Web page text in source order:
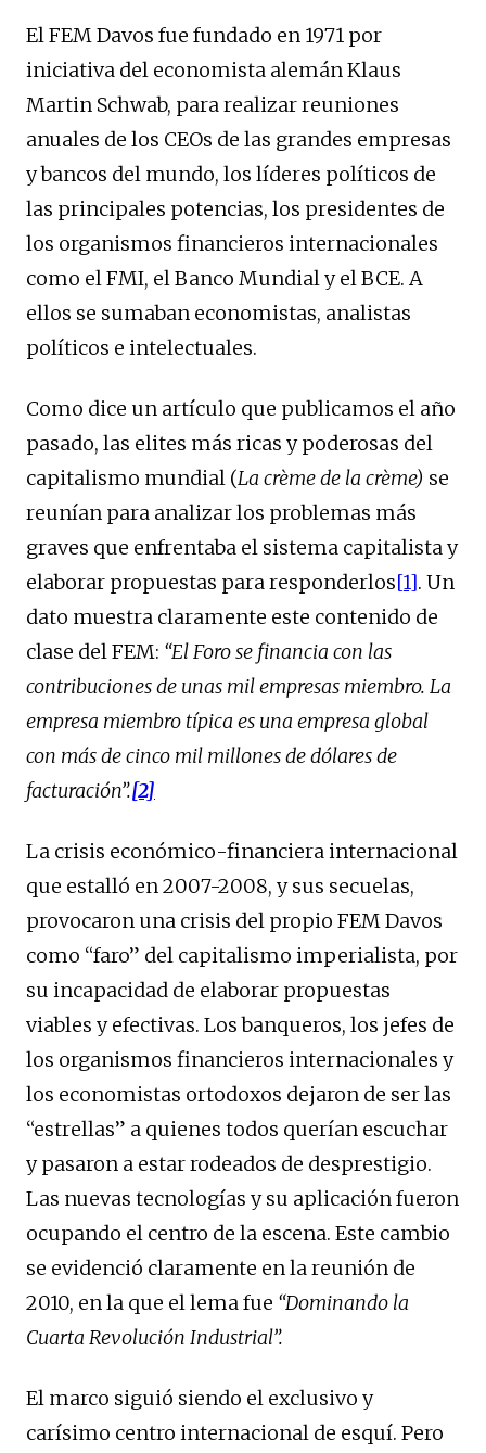
El FEM Davos fue fundado en 1971 por
iniciativa del economista alemán Klaus
Martin Schwab, para realizar reuniones
anuales de los CEOs de las grandes empresas
y bancos del mundo, los líderes políticos de
las principales potencias, los presidentes de
los organismos financieros internacionales
como el FMI, el Banco Mundial y el BCE. A
ellos se sumaban economistas, analistas
políticos e intelectuales.
Como dice un artículo que publicamos el año
pasado, las elites más ricas y poderosas del
capitalismo mundial (La crème de la crème) se
reunían para analizar los problemas más
graves que enfrentaba el sistema capitalista y
elaborar propuestas para responderlos[1]. Un
dato muestra claramente este contenido de
clase del FEM: “El Foro se financia con las
contribuciones de unas mil empresas miembro. La
empresa miembro típica es una empresa global
con más de cinco mil millones de dólares de
facturación”.[2]
La crisis económico-financiera internacional
que estalló en 2007-2008, y sus secuelas,
provocaron una crisis del propio FEM Davos
como “faro” del capitalismo imperialista, por
su incapacidad de elaborar propuestas
viables y efectivas. Los banqueros, los jefes de
los organismos financieros internacionales y
los economistas ortodoxos dejaron de ser las
“estrellas” a quienes todos querían escuchar
y pasaron a estar rodeados de desprestigio.
Las nuevas tecnologías y su aplicación fueron
ocupando el centro de la escena. Este cambio
se evidenció claramente en la reunión de
2010, en la que el lema fue “Dominando la
Cuarta Revolución Industrial”.
El marco siguió siendo el exclusivo y
carísimo centro internacional de esquí. Pero